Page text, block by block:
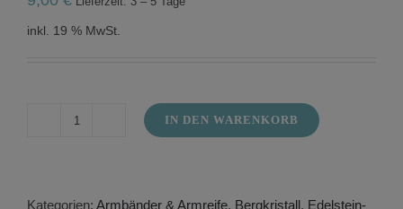
inkl. 19 % MwSt.
Armband
Buddah
IN DEN WARENKORB
Kategorien: Armbänder & Armreife, Bergkristall, Edelstein-